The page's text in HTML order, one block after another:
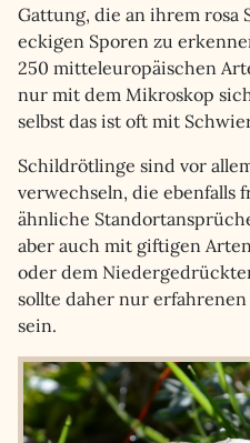
Gattung, die an ihrem
eckigen Sporen zu
250 mitteleuropäischen
nur mit dem Mikroskop
selbst das ist oft mit
Schildrötlinge sind vor
verwechseln, die ebenfalls
ähnliche
aber auch mit giftigen
oder dem
sollte daher nur
sein.